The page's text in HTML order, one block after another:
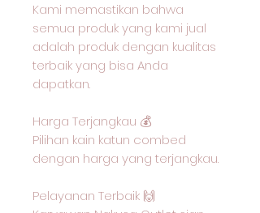
Kami memastikan bahwa
semua produk yang kami jual
adalah produk dengan kualitas
terbaik yang bisa Anda
dapatkan.
Harga Terjangkau 💰
Pilihan kain katun combed
dengan harga yang terjangkau.
Pelayanan Terbaik 🙌